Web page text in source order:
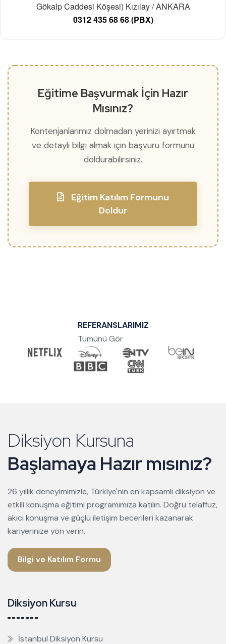
Gökalp Caddesi Köşesi) Kızılay / ANKARA
0312 435 68 68 (PBX)
Eğitime Başvurmak İçin Hazır
Mısınız?
Kontenjanlarımız dolmadan yerinizi ayırtmak
ve detaylı bilgi almak için başvuru formunu
doldurabilirsiniz.
Eğitim Katılım Formunu
Doldur
REFERANSLARIMIZ
Tümünü Gör
Diksiyon Kursuna
Başlamaya Hazır mısınız?
26 yıllık deneyimimizle, Türkiye'nin en kapsamlı diksiyon ve
etkili konuşma eğitimi programımıza katılın. Doğru telaffuz,
akıcı konuşma ve güçlü iletişim becerileri kazanarak
kariyerinize yön verin.
Bilgi ve Katılım Formu
Diksiyon Kursu
İstanbul Diksiyon Kursu